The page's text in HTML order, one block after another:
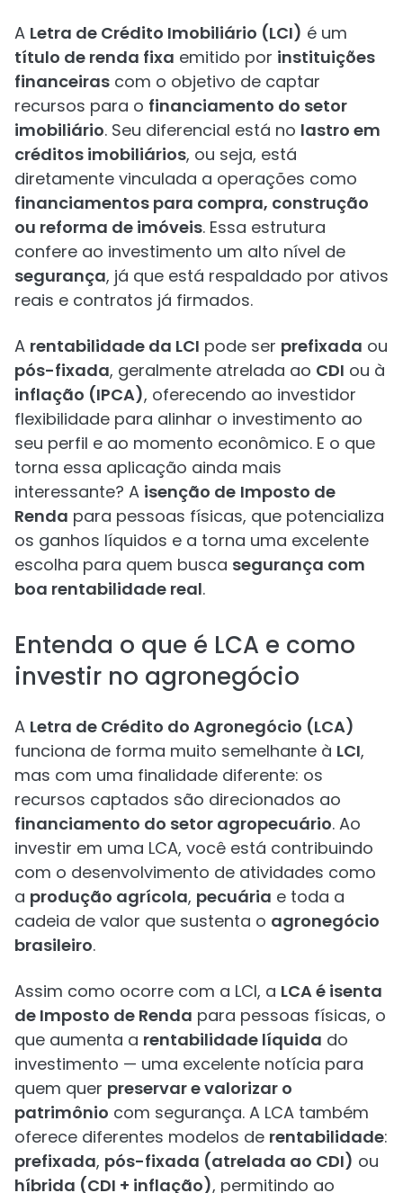
A Letra de Crédito Imobiliário (LCI) é um
título de renda fixa emitido por instituições
financeiras com o objetivo de captar
recursos para o financiamento do setor
imobiliário. Seu diferencial está no lastro em
créditos imobiliários, ou seja, está
diretamente vinculada a operações como
financiamentos para compra, construção
ou reforma de imóveis. Essa estrutura
confere ao investimento um alto nível de
segurança, já que está respaldado por ativos
reais e contratos já firmados.
A rentabilidade da LCI pode ser prefixada ou
pós-fixada, geralmente atrelada ao CDI ou à
inflação (IPCA), oferecendo ao investidor
flexibilidade para alinhar o investimento ao
seu perfil e ao momento econômico. E o que
torna essa aplicação ainda mais
interessante? A isenção de Imposto de
Renda para pessoas físicas, que potencializa
os ganhos líquidos e a torna uma excelente
escolha para quem busca segurança com
boa rentabilidade real.
Entenda o que é LCA e como
investir no agronegócio
A Letra de Crédito do Agronegócio (LCA)
funciona de forma muito semelhante à LCI,
mas com uma finalidade diferente: os
recursos captados são direcionados ao
financiamento do setor agropecuário. Ao
investir em uma LCA, você está contribuindo
com o desenvolvimento de atividades como
a produção agrícola, pecuária e toda a
cadeia de valor que sustenta o agronegócio
brasileiro.
Assim como ocorre com a LCI, a LCA é isenta
de Imposto de Renda para pessoas físicas, o
que aumenta a rentabilidade líquida do
investimento — uma excelente notícia para
quem quer preservar e valorizar o
patrimônio com segurança. A LCA também
oferece diferentes modelos de rentabilidade:
prefixada, pós-fixada (atrelada ao CDI) ou
híbrida (CDI + inflação), permitindo ao